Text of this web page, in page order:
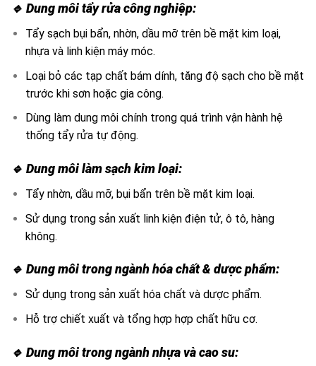
🔹 Dung môi tẩy rửacông nghiệp:
Tẩy sạch bụi bẩn, nhờn, dầu mỡ trên bề mặt kim loại,
nhựa và linh kiện máy móc.
Loại bỏ các tạp chất bám dính, tăng độ sạch cho bề mặt
trước khi sơn hoặc gia công.
Dùng làm dung môi chính trong quá trình vận hành hệ
thống tẩy rửa tự động.
🔹 Dung môi làm sạch kim loại:
Tẩy nhờn, dầu mỡ, bụi bẩn trên bề mặt kim loại.
Sử dụng trong sản xuất linh kiện điện tử, ô tô, hàng
không.
🔹 Dung môi trong ngành hóa chất & dược phẩm:
Sử dụng trong sản xuất hóa chất và dược phẩm.
Hỗ trợ chiết xuất và tổng hợp hợp chất hữu cơ.
🔹 Dung môi trong ngành nhựa và cao su: